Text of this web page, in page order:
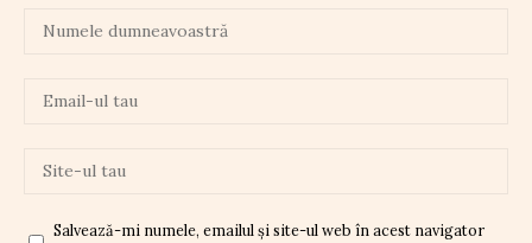
Salvează-mi numele, emailul și site-ul web în acest navigator